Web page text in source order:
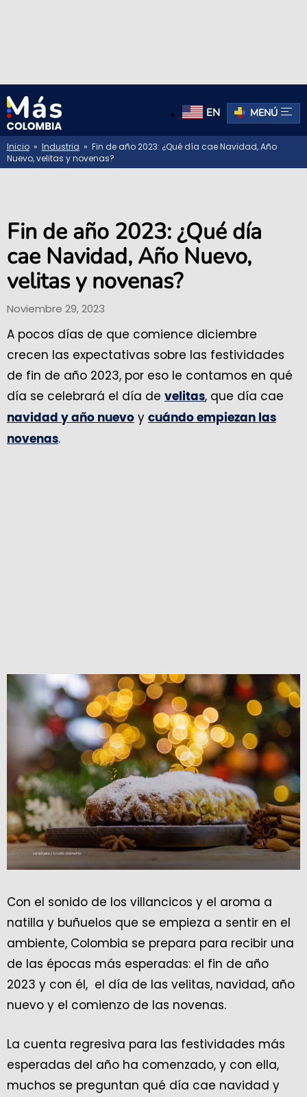
EN MENÚ
Inicio » Industria » Fin de año 2023: ¿Qué día cae Navidad, Año
Nuevo, velitas y novenas?
Fin de año 2023: ¿Qué día
cae Navidad, Año Nuevo,
velitas y novenas?
Noviembre 29, 2023
A pocos días de que comience diciembre
crecen las expectativas sobre las festividades
de fin de año 2023, por eso le contamos en qué
día se celebrará el día de velitas, que día cae
navidad y año nuevo y cuándo empiezan las
novenas.
Con el sonido de los villancicos y el aroma a
natilla y buñuelos que se empieza a sentir en el
ambiente, Colombia se prepara para recibir una
de las épocas más esperadas: el fin de año
2023 y con él, el día de las velitas, navidad, año
nuevo y el comienzo de las novenas.
La cuenta regresiva para las festividades más
esperadas del año ha comenzado, y con ella,
muchos se preguntan qué día cae navidad y